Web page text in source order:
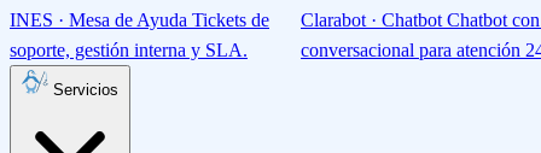
INES · Mesa de Ayuda Tickets de
soporte, gestión interna y SLA.
Clarabot · Chatbot Chatbot
conversacional para atención